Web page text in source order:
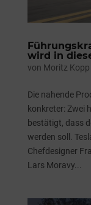
wird in
von Moritz Kopp
Die nahende
konkreter: Zwei
bestätigt, dass
werden soll.
Chefdesigner
Lars Moravy...